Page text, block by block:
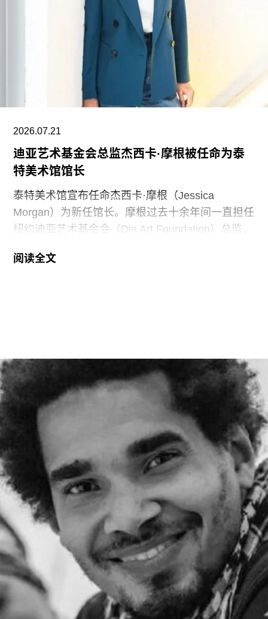
黄仁勋在一份声明中表示，此次捐赠旨在培养新一
代创作者，进一步巩固旧金山作为创新与创意之都
的文化基础。“技术拓展了我们能够创造什么，而艺
术与设计决定了我们为何创造。二者共同塑造了文
成为全球市值最高的企业之一，也是全球人工智能
浪潮中的核心企业。此次向范德堡大学新校区捐赠
的同时，
2026.07.21
迪亚艺术基金会总监杰西卡·摩根被任命为泰
特美术馆馆长
泰特美术馆宣布任命杰西卡·摩根（Jessica
Morgan）为新任馆长。摩根过去十余年间一直担任
纽约迪亚艺术基金会（Dia Art Foundation）总监，
位，后者在担任馆长九年后于今年春季离任。摩根
多个职务，包括国际艺术策展人，因此一直被视为
这一职位的热门人选。不过薪酬问题曾是任命过程
中的重要障碍，因为摩根在迪亚艺术基金会的收入
明显高于巴尔肖。泰特美术馆主席罗兰·拉德
（Roland Rudd）向《卫报》透露，摩根在接受这
一职位时接受了“大幅降薪”。
摩根加入泰特美术馆之际，正值该机构处于动荡时
期。泰特美术馆目前正面临财务困境，最近的一份
报告显示其运营处于亏损状态。泰特美术馆曾试图
通过裁员来解决资金问题，导致员工士气急剧下降
并引发了罢工。此外，尽管翠西·艾敏和弗里达·卡
罗的展览广受好评，但去年泰特不列颠美术馆和泰
特现代美术馆的参观人数仍远低于疫情前的水平。
摩根于2015年加入迪亚艺术基金会担任总监。任职
期间，她丰富了基金会的藏品结构，并增加了女性
阅读全文